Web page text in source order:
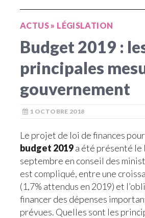
ACTUS» LÉGISLATION
Budget 2019 :
principales
gouvernement
1 OCTOBRE 2018
Le projet de loi de finances
budget 2019a été présenté le
septembre en conseil des
est compliqué, entre une
(1,7% attendus en 2019) et
financer des dépenses
prévues. Quelles sont les